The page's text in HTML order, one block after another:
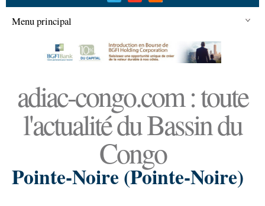
Menu principal
adiac-congo.com : toute
l'actualité du Bassin du
Congo
Pointe-Noire (Pointe-Noire)